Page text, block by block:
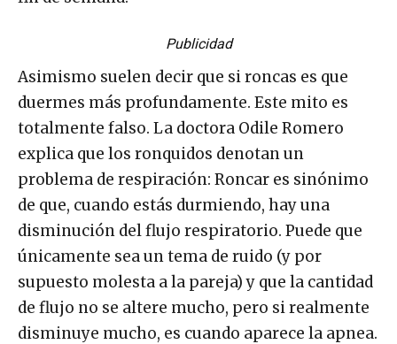
Publicidad
Asimismo suelen decir que si roncas es que
duermes más profundamente. Este mito es
totalmente falso. La doctora Odile Romero
explica que los ronquidos denotan un
problema de respiración: Roncar es sinónimo
de que, cuando estás durmiendo, hay una
disminución del flujo respiratorio. Puede que
únicamente sea un tema de ruido (y por
supuesto molesta a la pareja) y que la cantidad
de flujo no se altere mucho, pero si realmente
disminuye mucho, es cuando aparece la apnea.